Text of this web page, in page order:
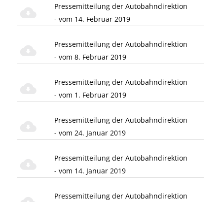
Pressemitteilung der Autobahndirektion
- vom 14. Februar 2019
Pressemitteilung der Autobahndirektion
- vom 8. Februar 2019
Pressemitteilung der Autobahndirektion
- vom 1. Februar 2019
Pressemitteilung der Autobahndirektion
- vom 24. Januar 2019
Pressemitteilung der Autobahndirektion
- vom 14. Januar 2019
Pressemitteilung der Autobahndirektion